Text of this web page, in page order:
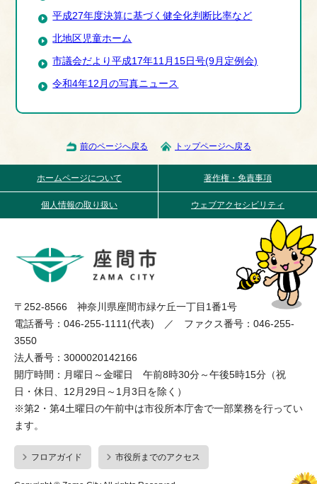
平成27年度決算に基づく健全化判断比率など
北地区児童ホーム
市議会だより平成17年11月15日号(9月定例会)
令和4年12月の写真ニュース
前のページへ戻る トップページへ戻る
ホームページについて 著作権・免責事項
個人情報の取り扱い ウェブアクセシビリティ
〒252-8566 神奈川県座間市緑ケ丘一丁目1番1号
電話番号：046-255-1111(代表) ／ ファクス番号：046-255-
3550
法人番号：3000020142166
開庁時間：月曜日～金曜日 午前8時30分～午後5時15分（祝
日・休日、12月29日～1月3日を除く）
※第2・第4土曜日の午前中は市役所本庁舎で一部業務を行ってい
ます。
フロアガイド 市役所までのアクセス